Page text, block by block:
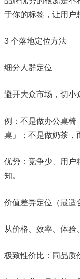
于你的标签，让用户
3 个落地定位方法
细分人群定位
避开大众市场，切小
例：不是做办公桌椅
桌」；不是做奶茶，
优势：竞争少、用户
知。
价值差异定位（最适
从价格、效率、体验
极致性价比：同品质